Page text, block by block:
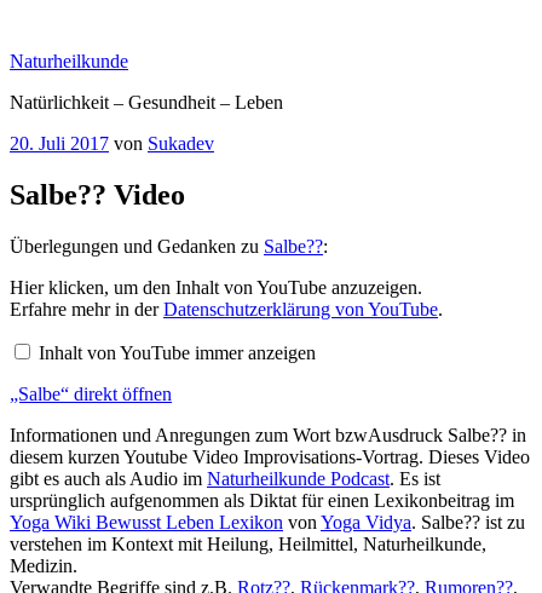
springen
Naturheilkunde
Natürlichkeit – Gesundheit – Leben
Veröffentlicht
20. Juli 2017 von Sukadev
Salbe?? Video
Überlegungen und Gedanken zu Salbe??:
„Salbe“
von
YouTube
Hier klicken, um den Inhalt von YouTube anzuzeigen.
Erfahre mehr in derDatenschutzerklärung von YouTube.
Inhalt von YouTube immer anzeigen
„Salbe“ direkt öffnen
Informationen und Anregungen zum Wort bzwAusdruck Salbe?? in
diesem kurzen Youtube Video Improvisations-Vortrag. Dieses Video
gibt es auch als Audio im Naturheilkunde Podcast. Es ist
ursprünglich aufgenommen als Diktat für einen Lexikonbeitrag im
Yoga Wiki Bewusst Leben Lexikon von Yoga Vidya. Salbe?? ist zu
verstehen im Kontext mit Heilung, Heilmittel, Naturheilkunde,
Medizin.
Verwandte Begriffe sind z.B. Rotz??, Rückenmark??, Rumoren??,